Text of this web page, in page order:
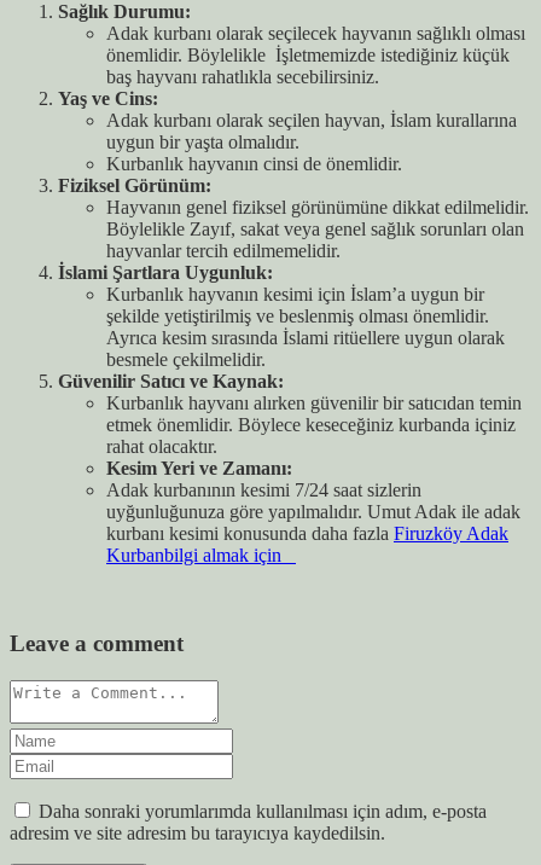
Sağlık Durumu:
Adak kurbanı olarak seçilecek hayvanın sağlıklı olması
önemlidir. Böylelikle İşletmemizde istediğiniz küçük
baş hayvanı rahatlıkla secebilirsiniz.
Yaş ve Cins:
Adak kurbanı olarak seçilen hayvan, İslam kurallarına
uygun bir yaşta olmalıdır.
Kurbanlık hayvanın cinsi de önemlidir.
Fiziksel Görünüm:
Hayvanın genel fiziksel görünümüne dikkat edilmelidir.
Böylelikle Zayıf, sakat veya genel sağlık sorunları olan
hayvanlar tercih edilmemelidir.
İslami Şartlara Uygunluk:
Kurbanlık hayvanın kesimi için İslam’a uygun bir
şekilde yetiştirilmiş ve beslenmiş olması önemlidir.
Ayrıca kesim sırasında İslami ritüellere uygun olarak
besmele çekilmelidir.
Güvenilir Satıcı ve Kaynak:
Kurbanlık hayvanı alırken güvenilir bir satıcıdan temin
etmek önemlidir. Böylece keseceğiniz kurbanda içiniz
rahat olacaktır.
Kesim Yeri ve Zamanı:
Adak kurbanının kesimi 7/24 saat sizlerin
uyğunluğunuza göre yapılmalıdır. Umut Adak ile adak
kurbanı kesimi konusunda daha fazla Firuzköy Adak
Kurbanbilgi almak için
Leave a comment
Daha sonraki yorumlarımda kullanılması için adım, e-posta
adresim ve site adresim bu tarayıcıya kaydedilsin.